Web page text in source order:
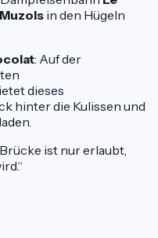
in den Hügeln
: Auf der
dieses
hinter die Kulissen und
ist nur erlaubt,